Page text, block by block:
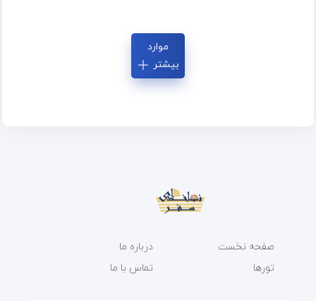
موارد
بیشتر
صفحه نخست
تورها
درباره ما
تماس با ما